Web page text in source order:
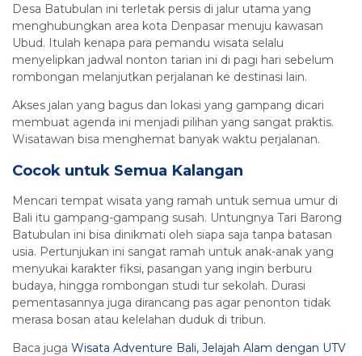
Desa Batubulan ini terletak persis di jalur utama yang
menghubungkan area kota Denpasar menuju kawasan
Ubud. Itulah kenapa para pemandu wisata selalu
menyelipkan jadwal nonton tarian ini di pagi hari sebelum
rombongan melanjutkan perjalanan ke destinasi lain.
Akses jalan yang bagus dan lokasi yang gampang dicari
membuat agenda ini menjadi pilihan yang sangat praktis.
Wisatawan bisa menghemat banyak waktu perjalanan.
Cocok untuk Semua Kalangan
Mencari tempat wisata yang ramah untuk semua umur di
Bali itu gampang-gampang susah. Untungnya Tari Barong
Batubulan ini bisa dinikmati oleh siapa saja tanpa batasan
usia. Pertunjukan ini sangat ramah untuk anak-anak yang
menyukai karakter fiksi, pasangan yang ingin berburu
budaya, hingga rombongan studi tur sekolah. Durasi
pementasannya juga dirancang pas agar penonton tidak
merasa bosan atau kelelahan duduk di tribun.
Baca juga Wisata Adventure Bali, Jelajah Alam dengan UTV